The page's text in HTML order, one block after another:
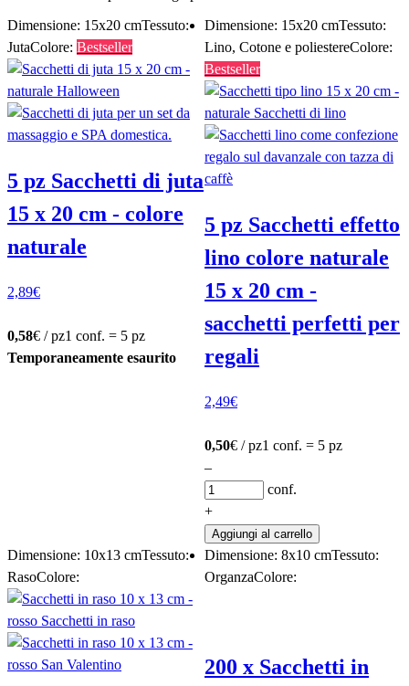
Dimensione: 15x20 cmTessuto:
JutaColore: Bestseller
5 pz Sacchetti di juta
15 x 20 cm - colore
naturale
2,89€
0,58€ / pz1 conf. = 5 pz
Temporaneamente esaurito
Dimensione: 15x20 cmTessuto:
Lino, Cotone e poliestereColore:
Bestseller
5 pz Sacchetti effetto
lino colore naturale
15 x 20 cm -
sacchetti perfetti per
regali
2,49€
0,50€ / pz1 conf. = 5 pz
–
conf.
+
Aggiungi al carrello
Dimensione: 10x13 cmTessuto:
RasoColore:
Dimensione: 8x10 cmTessuto:
OrganzaColore:
200 x Sacchetti in